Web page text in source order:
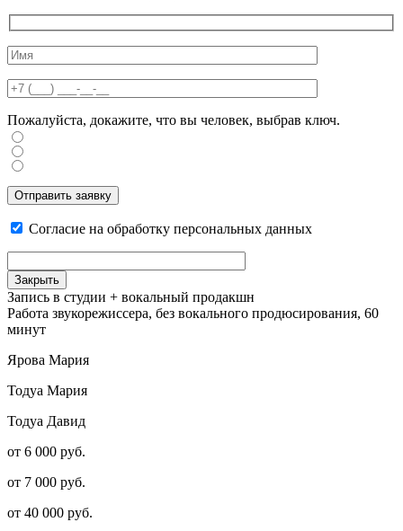
Пожалуйста, докажите, что вы человек, выбрав ключ.
Отправить заявку
Согласие на обработку персональных данных
Закрыть
Запись в студии + вокальный продакшн
Работа звукорежиссера, без вокального продюсирования, 60
минут
Ярова Мария
Тодуа Мария
Тодуа Давид
от 6 000 руб.
от 7 000 руб.
от 40 000 руб.